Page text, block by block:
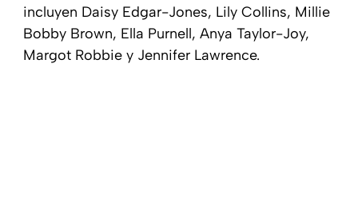
incluyen Daisy Edgar-Jones, Lily Collins, Millie
Bobby Brown, Ella Purnell, Anya Taylor-Joy,
Margot Robbie y Jennifer Lawrence.